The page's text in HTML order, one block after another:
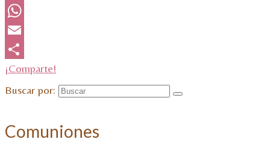
Twitter
WhatsApp
Email
¡Comparte!
Buscar por:
Comuniones